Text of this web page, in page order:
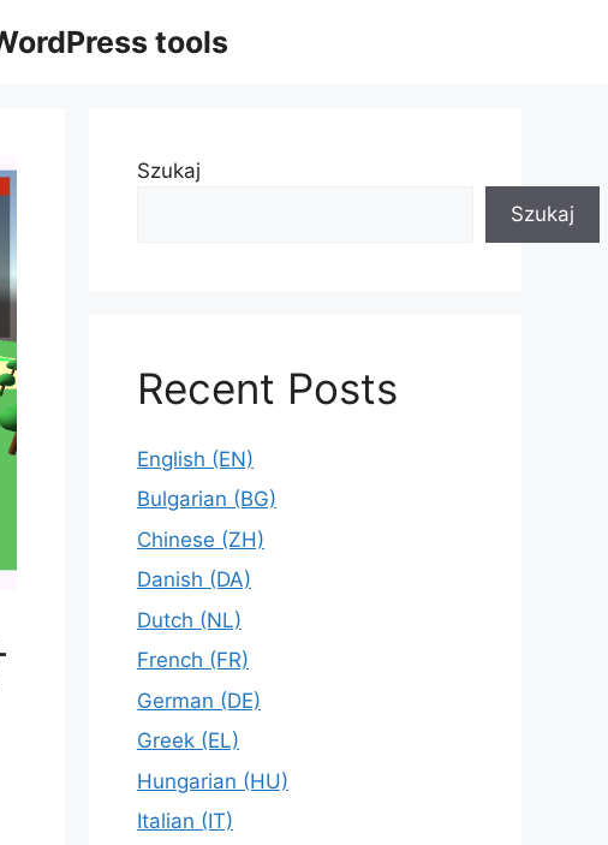
tools
Szukaj
Szukaj
Recent Posts
English (EN)
Bulgarian (BG)
Chinese (ZH)
Danish (DA)
Dutch (NL)
French (FR)
German (DE)
Greek (EL)
Hungarian (HU)
Italian (IT)